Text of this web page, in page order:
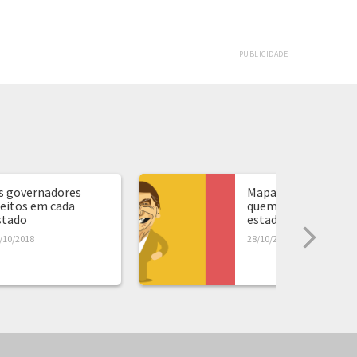
PUBLICIDADE
governadores
em cada
10/2018
Mapa de presidente:
quem ganhou em
estado...
28/10/2018